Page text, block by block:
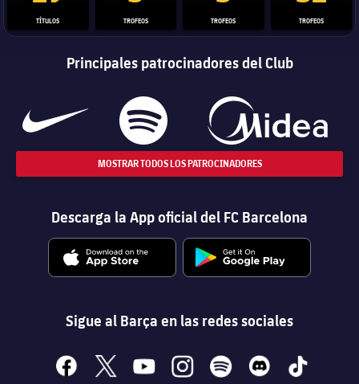
TÍTULOS TROFEOS TROFEOS TROFEOS
Principales patrocinadores del Club
MOSTRAR TODOS LOS PATROCINADORES
Descarga la App oficial del FC Barcelona
Sigue al Barça en las redes sociales
facebook
x youtubeinstagramspotify discord tiktok